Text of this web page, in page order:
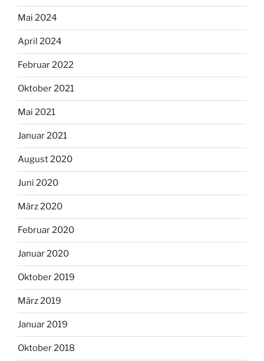
Mai 2024
April 2024
Februar 2022
Oktober 2021
Mai 2021
Januar 2021
August 2020
Juni 2020
März 2020
Februar 2020
Januar 2020
Oktober 2019
März 2019
Januar 2019
Oktober 2018